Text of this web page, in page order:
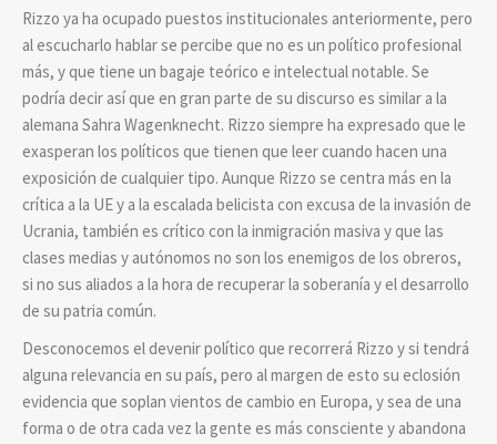
Rizzo ya ha ocupado puestos institucionales anteriormente, pero
al escucharlo hablar se percibe que no es un político profesional
más, y que tiene un bagaje teórico e intelectual notable. Se
podría decir así que en gran parte de su discurso es similar a la
alemana Sahra Wagenknecht. Rizzo siempre ha expresado que le
exasperan los políticos que tienen que leer cuando hacen una
exposición de cualquier tipo. Aunque Rizzo se centra más en la
crítica a la UE y a la escalada belicista con excusa de la invasión de
Ucrania, también es crítico con la inmigración masiva y que las
clases medias y autónomos no son los enemigos de los obreros,
si no sus aliados a la hora de recuperar la soberanía y el desarrollo
de su patria común.
Desconocemos el devenir político que recorrerá Rizzo y si tendrá
alguna relevancia en su país, pero al margen de esto su eclosión
evidencia que soplan vientos de cambio en Europa, y sea de una
forma o de otra cada vez la gente es más consciente y abandona